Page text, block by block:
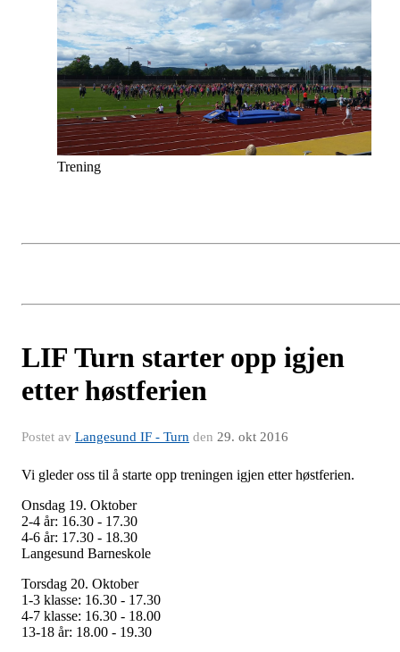
Trening
LIF Turn starter opp igjen
etter høstferien
Postet av Langesund IF - Turn den 29. okt 2016
Vi gleder oss til å starte opp treningen igjen etter høstferien.
Onsdag 19. Oktober
2-4 år: 16.30 - 17.30
4-6 år: 17.30 - 18.30
Langesund Barneskole
Torsdag 20. Oktober
1-3 klasse: 16.30 - 17.30
4-7 klasse: 16.30 - 18.00
13-18 år: 18.00 - 19.30